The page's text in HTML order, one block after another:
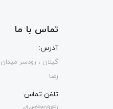
تماس با ما
آدرس:
گیلان ، رودسر میدان
رضا
تلفن تماس: